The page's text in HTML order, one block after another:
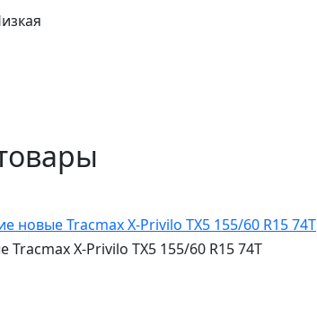
X-Privilo TX5 155/60 R15 74T